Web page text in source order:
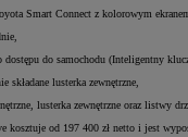
Smart Connect z kolorowym
dostępu do samochodu (Inteligentny
składane lusterka zewnętrzne,
lusterka zewnętrzne oraz listwy
kosztuje od 197 400 zł netto i jest